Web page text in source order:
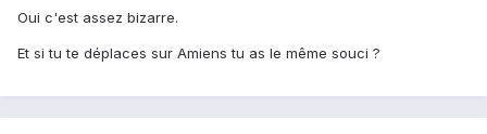
Oui c'est assez bizarre.
Et si tu te déplaces sur Amiens tu as le même souci ?